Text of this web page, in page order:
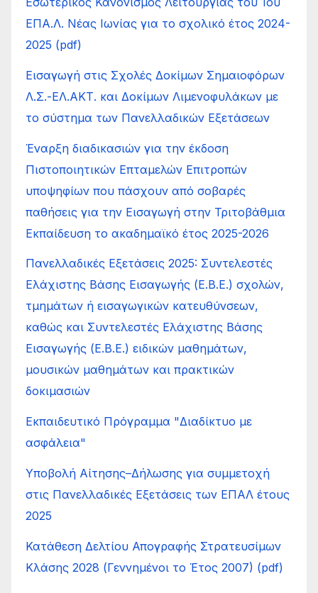
ΕΠΑ.Λ. Νέας Ιωνίας για το σχολικό έτος 2024-
2025 (pdf)
Εισαγωγή στις Σχολές Δοκίμων Σημαιοφόρων
Λ.Σ.-ΕΛ.ΑΚΤ. και Δοκίμων Λιμενοφυλάκων με
το σύστημα των Πανελλαδικών Εξετάσεων
Έναρξη διαδικασιών για την έκδοση
Πιστοποιητικών Επταμελών Επιτροπών
υποψηφίων που πάσχουν από σοβαρές
παθήσεις για την Εισαγωγή στην Τριτοβάθμια
Εκπαίδευση το ακαδημαϊκό έτος 2025-2026
Πανελλαδικές Εξετάσεις 2025: Συντελεστές
Ελάχιστης Βάσης Εισαγωγής (Ε.Β.Ε.) σχολών,
τμημάτων ή εισαγωγικών κατευθύνσεων,
καθώς και Συντελεστές Ελάχιστης Βάσης
Εισαγωγής (Ε.Β.Ε.) ειδικών μαθημάτων,
μουσικών μαθημάτων και πρακτικών
δοκιμασιών
Εκπαιδευτικό Πρόγραμμα "Διαδίκτυο με
ασφάλεια"
Υποβολή Αίτησης–Δήλωσης για συμμετοχή
στις Πανελλαδικές Εξετάσεις των ΕΠΑΛ έτους
2025
Κατάθεση Δελτίου Απογραφής Στρατευσίμων
Κλάσης 2028 (Γεννημένοι το Έτος 2007) (pdf)